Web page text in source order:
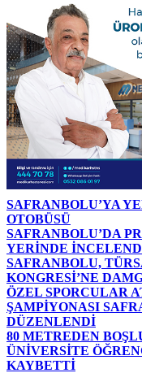
SAFRANBOLU’YA
OTOBÜSÜ
SAFRANBOLU’DA
YERİNDE
SAFRANBOLU,
KONGRESİ’NE
ÖZEL SPORCULAR
ŞAMPİYONASI
DÜZENLENDİ
80 METREDEN
ÜNİVERSİTE
KAYBETTİ